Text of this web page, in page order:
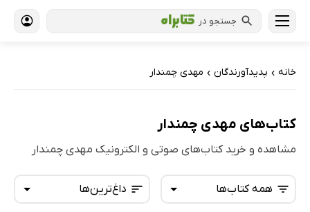
جستجو در
خانه › پدیدآورندگان › مهدی چمندار
کتاب‌های مهدی چمندار
مشاهده و خرید کتاب‌های صوتی و الکترونیک مهدی چمندار
داغ‌ترین‌ها همه کتاب‌ها